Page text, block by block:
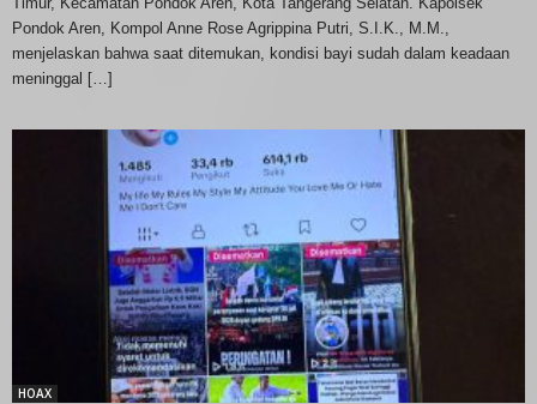
Pondok Aren, Kompol Anne Rose Agrippina Putri, S.I.K., M.M.,
menjelaskan bahwa saat ditemukan, kondisi bayi sudah dalam keadaan
meninggal […]
HOAX